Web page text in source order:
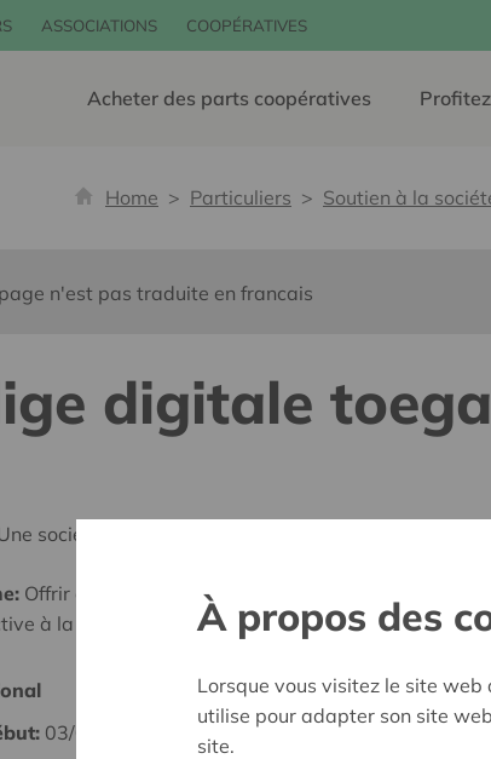
ASSOCIATIONS COOPÉRATIVES
Acheter des parts coopératives
Home Particuliers Soutien à la
n'est pas traduite en francais
digitale
société solidaire et respectueuse, sans barrières
Offrir à tous les mêmes chances de participer à part
à la société
03/06/2026
Waregem
Date de décision:
À propos des
Lorsque vous visitez le site web
utilise pour adapter son site
site.